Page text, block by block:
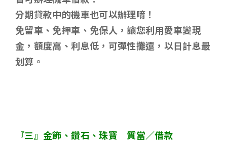
分期貸款中的機車也可以辦理唷！
免留車、免押車、免保人，讓您利用愛車變現
金，額度高、利息低，可彈性攤還，以日計息最
划算。
『三』金飾、鑽石、珠寶 質當／借款